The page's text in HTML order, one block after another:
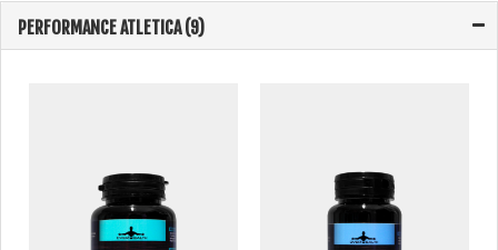
PERFORMANCE ATLETICA (9)